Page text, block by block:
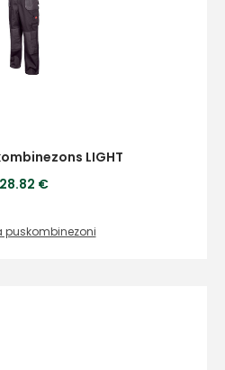
LIGHT
28.82 €
puskombinezoni